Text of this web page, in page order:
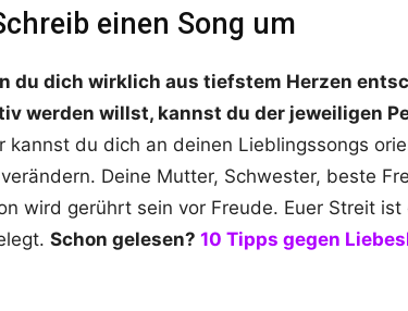
einen Song um
du dich wirklich aus tiefstem Herzen
werden willst, kannst du der jeweiligen
kannst du dich an deinen Lieblingssongs
Deine Mutter, Schwester, beste
wird gerührt sein vor Freude. Euer Streit
Schon gelesen? 10 Tipps gegen